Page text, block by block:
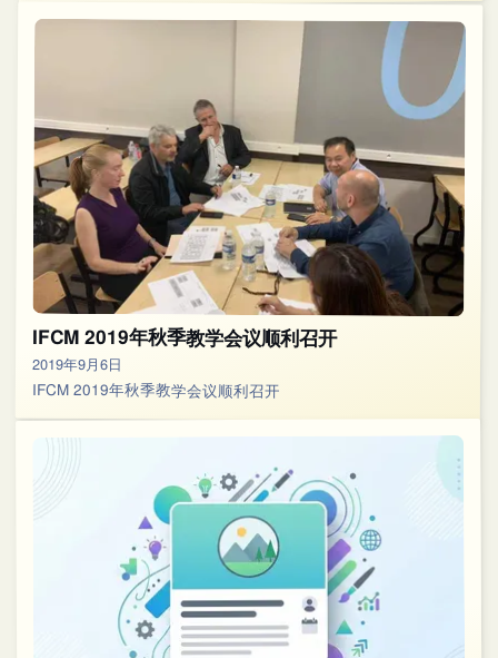
IFCM 2019年秋季教学会议顺利召开
2019年9月6日
IFCM 2019年秋季教学会议顺利召开